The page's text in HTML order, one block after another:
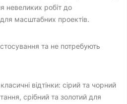
невеликих робіт до
масштабних проектів.
та не потребують
відтінки: сірий та чорний
срібний та золотий для